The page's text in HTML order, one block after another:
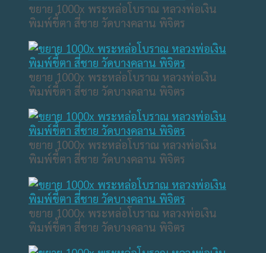
ขยาย 1000x พระหล่อโบราณ หลวงพ่อเงิน
พิมพ์ขี้ตา สี่ชาย วัดบางคลาน พิจิตร
ขยาย 1000x พระหล่อโบราณ หลวงพ่อเงิน
พิมพ์ขี้ตา สี่ชาย วัดบางคลาน พิจิตร
ขยาย 1000x พระหล่อโบราณ หลวงพ่อเงิน
พิมพ์ขี้ตา สี่ชาย วัดบางคลาน พิจิตร
ขยาย 1000x พระหล่อโบราณ หลวงพ่อเงิน
พิมพ์ขี้ตา สี่ชาย วัดบางคลาน พิจิตร